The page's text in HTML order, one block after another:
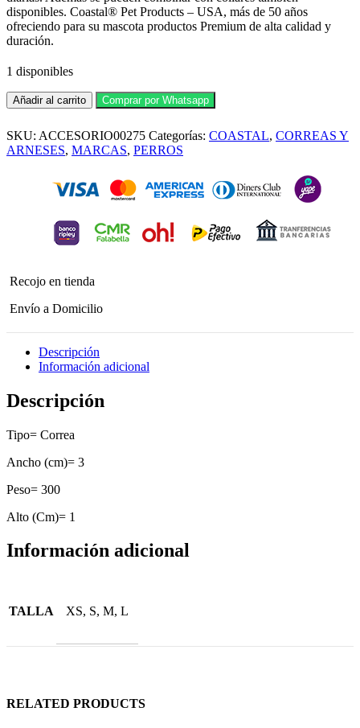
disponibles. Coastal® Pet Products – USA, más de 50 años
ofreciendo para su mascota productos Premium de alta calidad y
duración.
1 disponibles
Coastal
Correa
1.20
mt
Añadir al carrito Comprar por Whatsapp
SKU: ACCESORIO00275 Categorías: COASTAL, CORREAS Y
ARNESES, MARCAS, PERROS
Recojo en tienda
Envío a Domicilio
Descripción
Información adicional
Descripción
Tipo= Correa
Ancho (cm)= 3
Peso= 300
Alto (Cm)= 1
Información adicional
TALLA XS, S, M, L
RELATED PRODUCTS